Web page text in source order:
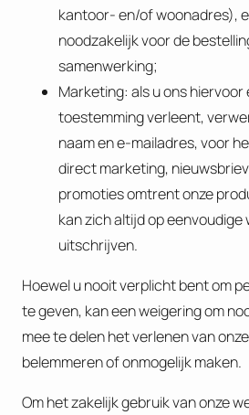
kantoor- en/of woonadres),
noodzakelijk voor de
samenwerking;
Marketing: als u ons hiervoor
toestemming verleent,
naam en e‑mailadres, voor
direct marketing,
promoties omtrent onze
kan zich altijd op eenvoudige
uitschrijven.
Hoewel u nooit verplicht bent om
te geven, kan een weigering om
mee te delen het verlenen van
belemmeren of onmogelijk maken.
Om het zakelijk gebruik van onze